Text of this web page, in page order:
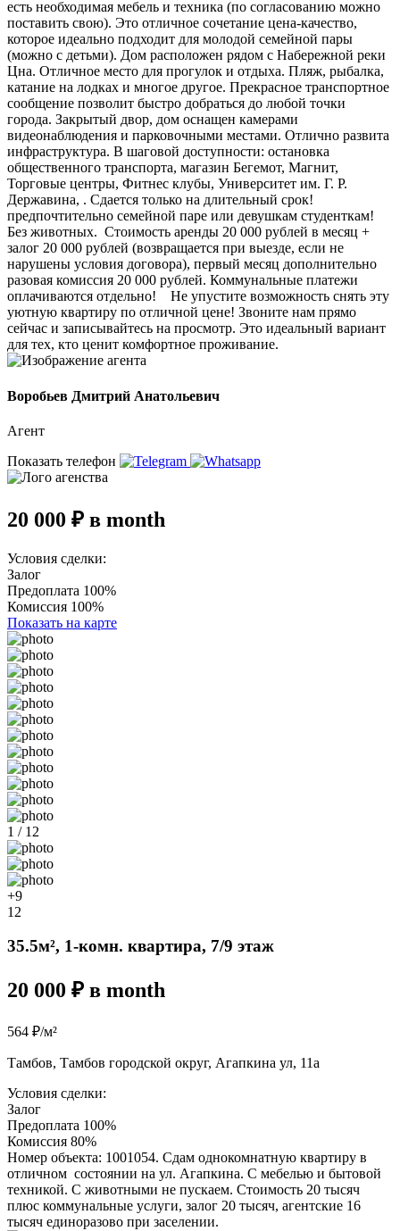
есть необходимая мебель и техника (по согласованию можно
поставить свою). Это отличное сочетание цена-качество,
которое идеально подходит для молодой семейной пары
(можно с детьми). Дом расположен рядом с Набережной реки
Цна. Отличное место для прогулок и отдыха. Пляж, рыбалка,
катание на лодках и многое другое. Прекрасное транспортное
сообщение позволит быстро добраться до любой точки
города. Закрытый двор, дом оснащен камерами
видеонаблюдения и парковочными местами. Отлично развита
инфраструктура. В шаговой доступности: остановка
общественного транспорта, магазин Бегемот, Магнит,
Торговые центры, Фитнес клубы, Университет им. Г. Р.
Державина, . Сдается только на длительный срок!
предпочтительно семейной паре или девушкам студенткам!
Без животных. Стоимость аренды 20 000 рублей в месяц +
залог 20 000 рублей (возвращается при выезде, если не
нарушены условия договора), первый месяц дополнительно
разовая комиссия 20 000 рублей. Коммунальные платежи
оплачиваются отдельно! Не упустите возможность снять эту
уютную квартиру по отличной цене! Звоните нам прямо
сейчас и записывайтесь на просмотр. Это идеальный вариант
для тех, кто ценит комфортное проживание.
Воробьев Дмитрий Анатольевич
Агент
Показать телефон
20 000 ₽ в month
Условия сделки:
Залог
Предоплата 100%
Комиссия 100%
Показать на карте
1 / 12
+9
12
35.5м², 1-комн. квартира, 7/9 этаж
20 000 ₽ в month
564 ₽/м²
Тамбов, Тамбов городской округ, Агапкина ул, 11а
Условия сделки:
Залог
Предоплата 100%
Комиссия 80%
Номер объекта: 1001054. Сдам однокомнатную квартиру в
отличном состоянии на ул. Агапкина. С мебелью и бытовой
техникой. С животными не пускаем. Стоимость 20 тысяч
плюс коммунальные услуги, залог 20 тысяч, агентские 16
тысяч единоразово при заселении.